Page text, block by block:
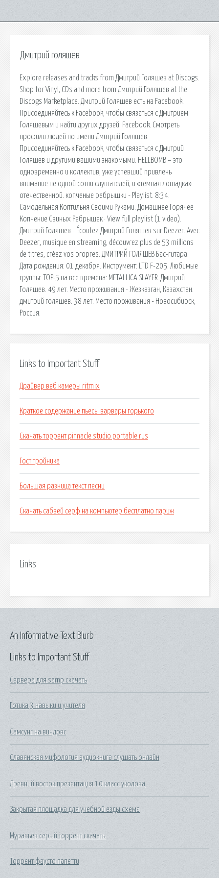
Дмитрий голяшев
Explore releases and tracks from Дмитрий Голяшев at Discogs.
Shop for Vinyl, CDs and more from Дмитрий Голяшев at the
Discogs Marketplace. Дмитрий Голяшев есть на Facebook.
Присоединяйтесь к Facebook, чтобы связаться с Дмитрием
Голяшевым и найти других друзей. Facebook. Смотреть
профили людей по имени Дмитрий Голяшев.
Присоединяйтесь к Facebook, чтобы связаться с Дмитрий
Голяшев и другими вашими знакомыми. HELLBOMB – это
одновременно и коллектив, уже успевший привлечь
внимание не одной сотни слушателей, и «темная лошадка»
отечественной. копченые ребрышки - Playlist. 8:34.
Самодельная Коптильня Своими Руками. Домашнее Горячее
Копчение Свиных Ребрышек · View full playlist (1 video).
Дмитрий Голяшев - Écoutez Дмитрий Голяшев sur Deezer. Avec
Deezer, musique en streaming, découvrez plus de 53 millions
de titres, créez vos propres. ДМИТРИЙ ГОЛЯШЕВ Бас-гитара.
Дата рождения: 01 декабря. Инструмент: LTD F-205. Любимые
группы: TOP-5 на все времена: METALLICA SLAYER. Дмитрий
Голяшев. 49 лет. Место проживания - Жезказган, Казахстан.
дмитрий голяшев. 38 лет. Место проживания - Новосибирск,
Россия.
Links to Important Stuff
Драйвер веб камеры ritmix
Краткое содержание пьесы варвары горького
Скачать торрент pinnacle studio portable rus
Гост тройника
Большая разница текст песни
Скачать сабвей серф на компьютер бесплатно париж
Links
Links to Important Stuff
Сервера для samp скачать
Готика 3 навыки и учителя
Самсунг на виндовс
Славянская мифология аудиокнига слушать онлайн
Древний восток презентация 10 класс уколова
Закрытая площадка для учебной езды схема
Муравьев серый торрент скачать
Торрент фаусто папетти
An Informative Text Blurb